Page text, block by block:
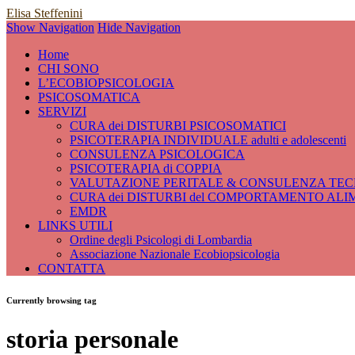
Elisa Steffenini
Show Navigation Hide Navigation
Home
CHI SONO
L’ECOBIOPSICOLOGIA
PSICOSOMATICA
SERVIZI
CURA dei DISTURBI PSICOSOMATICI
PSICOTERAPIA INDIVIDUALE adulti e adolescenti
CONSULENZA PSICOLOGICA
PSICOTERAPIA di COPPIA
VALUTAZIONE PERITALE & CONSULENZA
CURA dei DISTURBI del COMPORTAMENTO
EMDR
LINKS UTILI
Ordine degli Psicologi di Lombardia
Associazione Nazionale Ecobiopsicologia
CONTATTA
Currently browsing tag
storia personale